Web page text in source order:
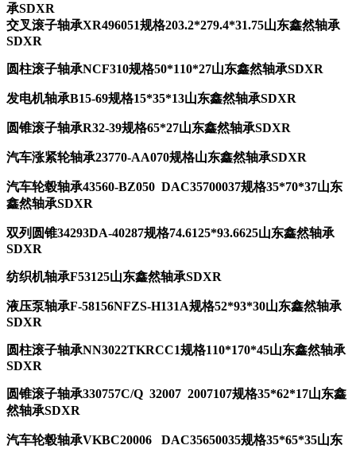
承SDXR
交叉滚子轴承XR496051规格203.2*279.4*31.75山东鑫然轴承
SDXR
圆柱滚子轴承NCF310规格50*110*27山东鑫然轴承SDXR
发电机轴承B15-69规格15*35*13山东鑫然轴承SDXR
圆锥滚子轴承R32-39规格65*27山东鑫然轴承SDXR
汽车涨紧轮轴承23770-AA070规格山东鑫然轴承SDXR
汽车轮毂轴承43560-BZ050 DAC35700037规格35*70*37山东
鑫然轴承SDXR
双列圆锥34293DA-40287规格74.6125*93.6625山东鑫然轴承
SDXR
纺织机轴承F53125山东鑫然轴承SDXR
液压泵轴承F-58156NFZS-H131A规格52*93*30山东鑫然轴承
SDXR
圆柱滚子轴承NN3022TKRCC1规格110*170*45山东鑫然轴承
SDXR
圆锥滚子轴承330757C/Q 32007 2007107规格35*62*17山东鑫
然轴承SDXR
汽车轮毂轴承VKBC20006 DAC35650035规格35*65*35山东